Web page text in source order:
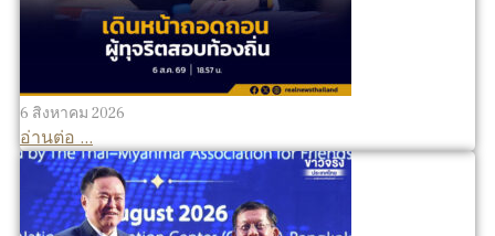
6 สิงหาคม 2026
อ่านต่อ ...